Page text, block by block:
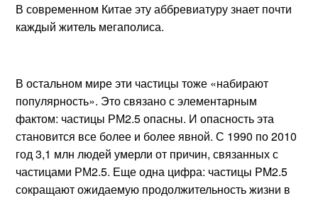
В современном Китае эту аббревиатуру знает почти
каждый житель мегаполиса.
В остальном мире эти частицы тоже «набирают
популярность». Это связано с элементарным
фактом: частицы РМ2.5 опасны. И опасность эта
становится все более и более явной. С 1990 по 2010
год 3,1 млн людей умерли от причин, связанных с
частицами РМ2.5. Еще одна цифра: частицы PM2.5
сокращают ожидаемую продолжительность жизни в